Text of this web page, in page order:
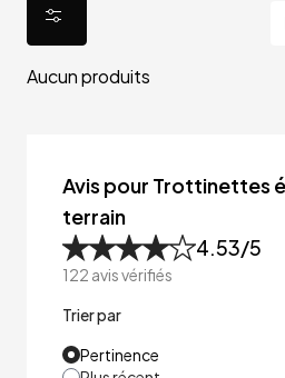
Aucun produits
Avis pour Trottinettes
terrain
4.53/5
122 avis vérifiés
Trier par
Pertinence